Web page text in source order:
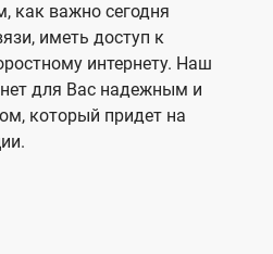
как важно сегодня
иметь доступ к
интернету. Наш
для Вас надежным и
который придет на